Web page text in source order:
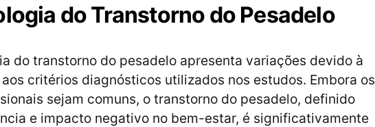
do Transtorno do Pesadelo
do transtorno do pesadelo apresenta variações devido à
critérios diagnósticos utilizados nos estudos. Embora os
sejam comuns, o transtorno do pesadelo, definido
e impacto negativo no bem-estar, é significativamente